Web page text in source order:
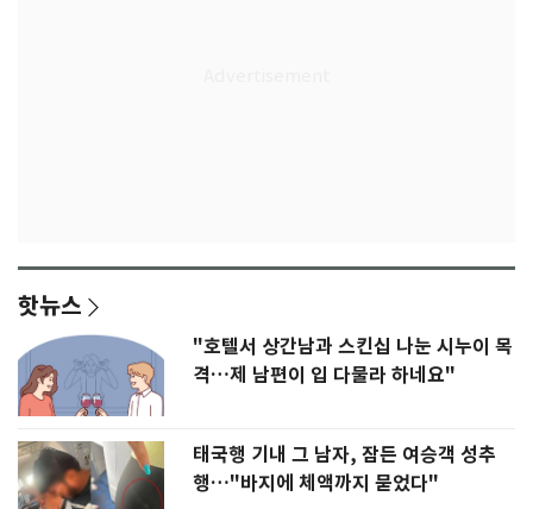
핫뉴스
"호텔서 상간남과 스킨십 나눈 시누이 목
격…제 남편이 입 다물라 하네요"
태국행 기내 그 남자, 잠든 여승객 성추
행…"바지에 체액까지 묻었다"